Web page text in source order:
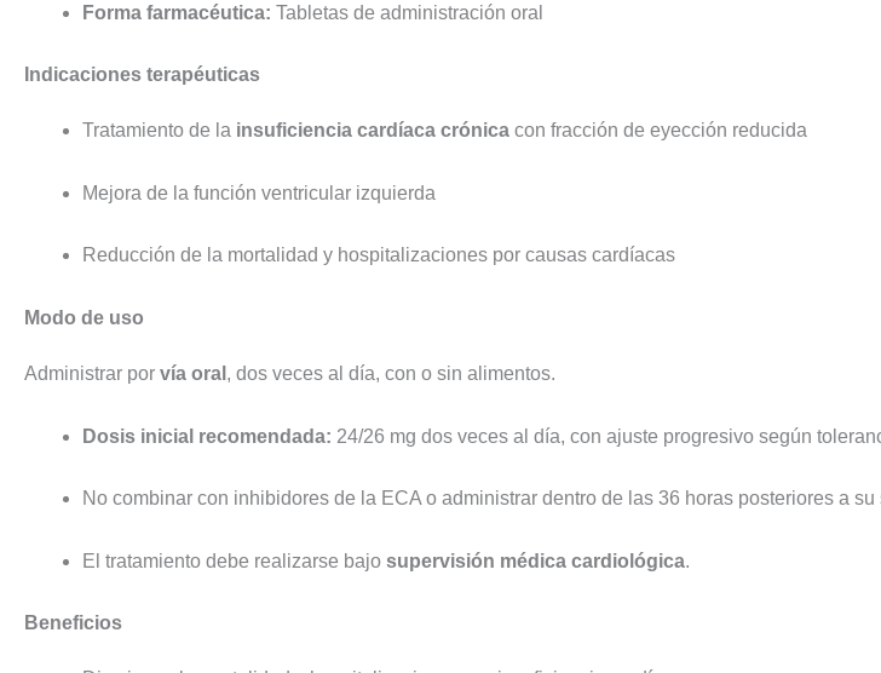
Forma farmacéutica: Tabletas de administración oral
Indicaciones terapéuticas
Tratamiento de la insuficiencia cardíaca crónica con fracción de eyección reducida
Mejora de la función ventricular izquierda
Reducción de la mortalidad y hospitalizaciones por causas cardíacas
Modo de uso
Administrar por vía oral , dos veces al día, con o sin alimentos.
Dosis inicial recomendada: 24/26 mg dos veces al día, con ajuste progresivo según
No combinar con inhibidores de la ECA o administrar dentro de las 36 horas posteriores a su
El tratamiento debe realizarse bajo supervisión médica cardiológica.
Beneficios